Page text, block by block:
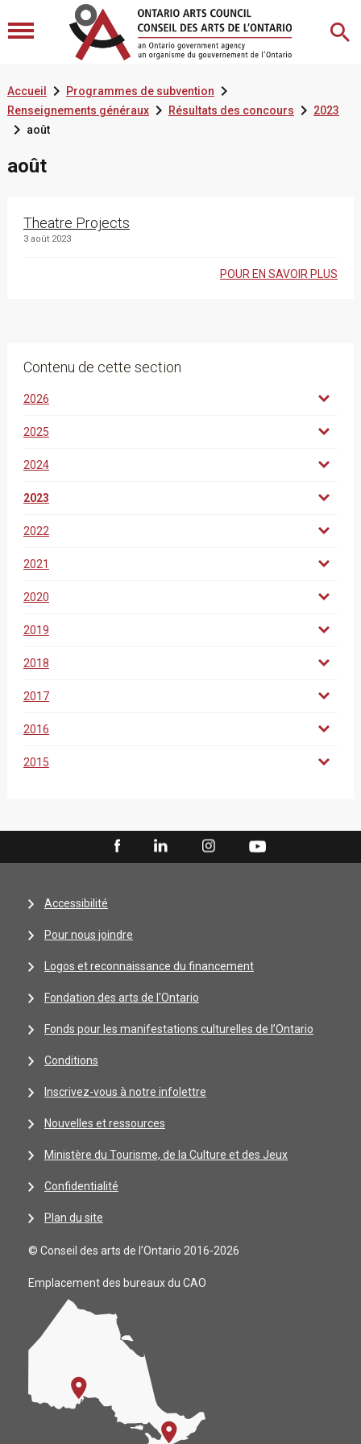
Accueil  Programmes de subvention
Renseignements généraux Résultats des concours 2023
 août
août
Theatre Projects
3 août 2023
POUR EN SAVOIR PLUS
Contenu de cette section
2026
2025
2024
2023
2022
2021
2020
2019
2018
2017
2016
2015
Accessibilité
Pour nous joindre
Logos et reconnaissance du financement
Fondation des arts de l'Ontario
Fonds pour les manifestations culturelles de l’Ontario
Conditions
Inscrivez-vous à notre infolettre
Nouvelles et ressources
Ministère du Tourisme, de la Culture et des Jeux
Confidentialité
Plan du site
© Conseil des arts de l’Ontario 2016-2026
Emplacement des bureaux du CAO